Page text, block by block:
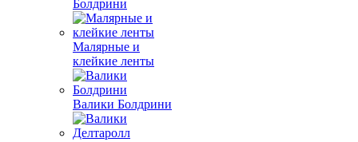
Болдрини
Малярные и
клейкие ленты
Валики Болдрини